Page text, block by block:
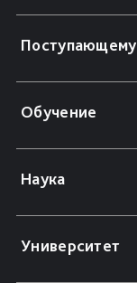
Поступающему
Обучение
Наука
Университет